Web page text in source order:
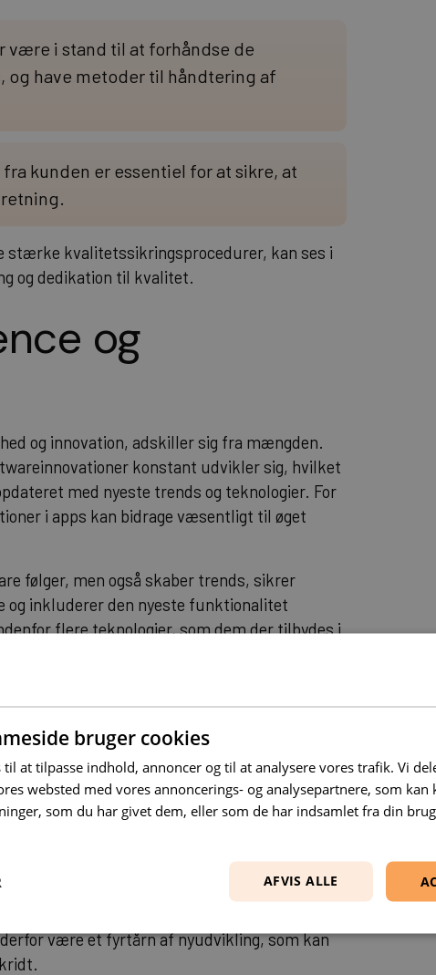
være i stand til at forhåndse de
og have metoder til håndtering af
kunden er essentiel for at sikre, at
stærke kvalitetssikringsprocedurer, kan ses i
og dedikation til kvalitet.
og
og innovation, adskiller sig fra mængden.
konstant udvikler sig, hvilket
med nyeste trends og teknologier. For
i apps kan bidrage væsentligt til øget
følger, men også skaber trends, sikrer
og inkluderer den nyeste funktionalitet
flere teknologier, som dem der tilbydes i
vores
men forbedrer også effektiviteten og
app er resultatet af en
omkostningseffektivitet og teknologisk
det centralt at fremhæve, hvordan
at navigere gennem komplekse digitale
er innovation ikke længere et valg, men en
være et fyrtårn af nyudvikling, som kan
bruger cookies
til at tilpasse indhold, annoncer og til at analysere vores trafik. Vi
websted med vores annoncerings- og analysepartnere, som kan
som du har givet dem, eller som de har indsamlet fra din
AFVIS ALLE